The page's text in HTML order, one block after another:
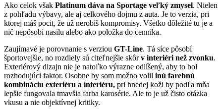
Ako celok však Platinum dáva na Sportage veľký zmysel. Nielen
z pohľadu výbavy, ale aj celkového dojmu z auta. Je to verzia, pri
ktorej máš pocit, že už nerobíš kompromisy. Všetko dôležité tu je a
nič nepôsobí nasilu alebo ako položka do cenníka.
Zaujímavé je porovnanie s verziou GT-Line. Tá síce pôsobí
športovejšie, no rozdiely sú citeľnejšie skôrv interiéri než zvonku.
Exteriérový dizajn nie je natoľko výrazne odlíšený, aby to bol
rozhodujúci faktor. Osobne by som možno volil inú farebnú
kombináciu exteriéru a interiéru, pri hnedej koži by podľa mňa
lepšie fungovala tmavšia farba karosérie. Ale to je už čisto otázka
vkusu a nie objektívnej kritiky.